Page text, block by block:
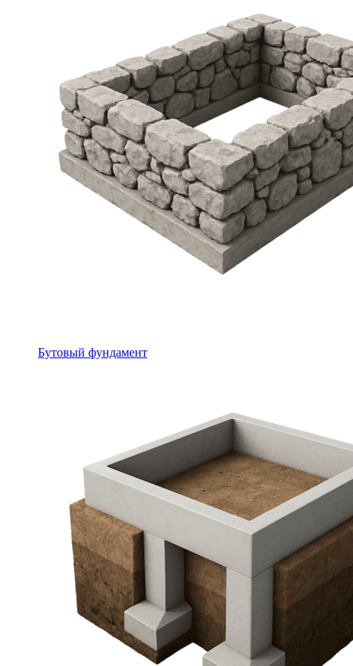
Бутовый фундамент